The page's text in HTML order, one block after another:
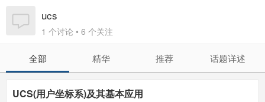
ucs
1 个讨论 • 6 个关注
全部 精华 推荐 话题详述
UCS(用户坐标系)及其基本应用